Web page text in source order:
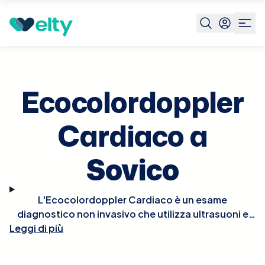
Prenota visita Sovico
Ecocolordoppler
Cardiaco a
Sovico
L'Ecocolordoppler Cardiaco è un esame
diagnostico non invasivo che utilizza ultrasuoni e
tecnologia Doppler per visualizzare in tempo reale le
Leggi di più